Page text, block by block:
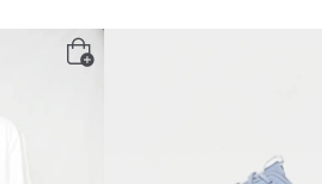
de movimiento